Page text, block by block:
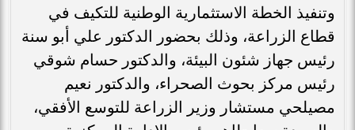
وتنفيذ الخطة الاستثمارية الوطنية للتكيف في
قطاع الزراعة، وذلك بحضور الدكتور علي أبو سنة
رئيس جهاز شئون البيئة، والدكتور حسام شوقي
رئيس مركز بحوث الصحراء، والدكتور نعيم
مصيلحي مستشار وزير الزراعة للتوسع الأفقي،